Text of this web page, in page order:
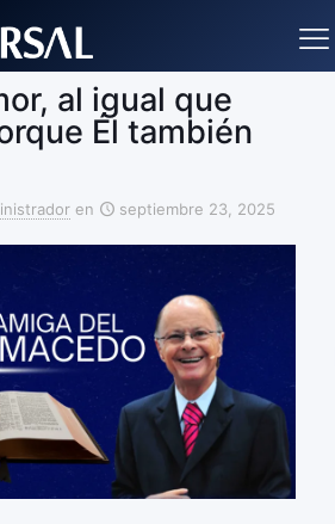
al igual que
Él también
en septiembre 23, 2025